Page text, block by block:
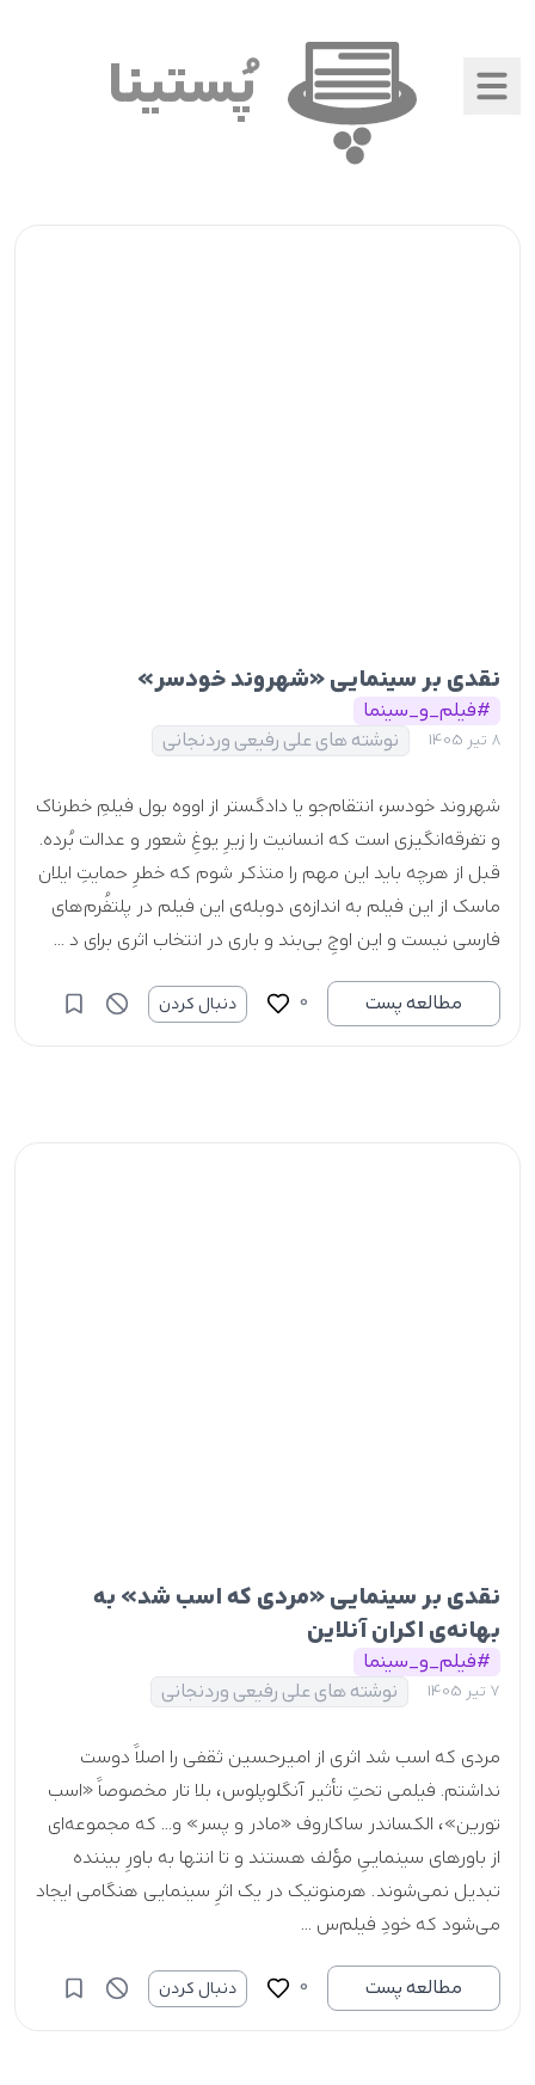
پُستینا
نقدی بر سینمایی «شهروند خودسر»
#فیلم_و_سینما
8 تیر 1405 نوشته های علی رفیعی وردنجانی
شهروند خودسر، انتقام‌جو یا دادگستر از اووه بول فیلمِ خطرناک
و تفرقه‌انگیزی است که انسانیت را زیرِ یوغِ شعور و عدالت بُرده.
قبل از هرچه باید این مهم را متذکر شوم که خطرِ حمایتِ ایلان
ماسک از این فیلم به اندازه‌ی دوبله‌ی این فیلم در پلتفُرم‌های
فارسی نیست و این اوجِ بی‌بند و باری در انتخاب اثری برای د ...
مطالعه پست
0 دنبال کردن
نقدی بر سینمایی «مردی که اسب شد» به
بهانه‌ی اکران آنلاین
#فیلم_و_سینما
7 تیر 1405 نوشته های علی رفیعی وردنجانی
مردی که اسب شد اثری از امیرحسین ثقفی را اصلاً دوست
نداشتم. فیلمی تحتِ تأثیر آنگلوپلوس، بلا تار مخصوصاً «اسب
تورین»، الکساندر ساکاروف «مادر و پسر» و... که مجموعه‌ای
از باورهای سینماییِ مؤلف هستند و تا انتها به باورِ بیننده
تبدیل نمی‌شوند. هرمنوتیک در یک اثرِ سینمایی هنگامی ایجاد
می‌شود که خودِ فیلم‌س ...
مطالعه پست
0 دنبال کردن